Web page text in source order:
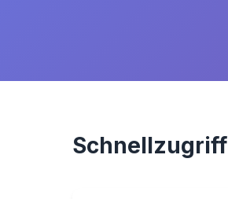
Schnellzugriff